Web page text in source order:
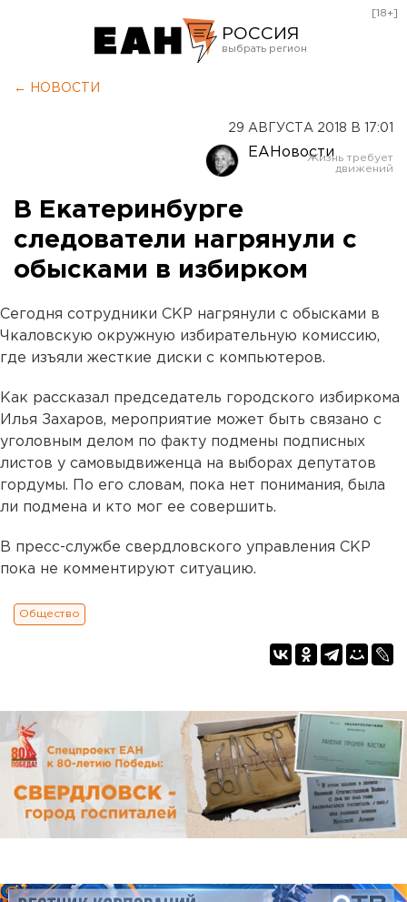
РОССИЯ
Оренбург
[18+]
← НОВОСТИ
29 АВГУСТА 2018 В 17:01
ЕАНовости
В Екатеринбурге
следователи нагрянули с
обысками в избирком
Сегодня сотрудники СКР нагрянули с обысками в
Чкаловскую окружную избирательную комиссию,
где изъяли жесткие диски с компьютеров.
Как рассказал председатель городского избиркома
Илья Захаров, мероприятие может быть связано с
уголовным делом по факту подмены подписных
листов у самовыдвиженца на выборах депутатов
гордумы. По его словам, пока нет понимания, была
ли подмена и кто мог ее совершить.
В пресс-службе свердловского управления СКР
пока не комментируют ситуацию.
Общество